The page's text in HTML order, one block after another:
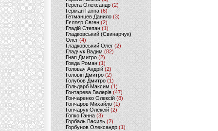
Герега Олександр (2)
Герман Ганна (6)
Гетманцев Данило (3)
Гєллєр Євген (2)
Гладій Степан(1)
Гладковський (Свинарчук)
Олег (4)
Гладковський Олег (2)
Гладчук Вадим (82)
Гнап Дмитро (2)
Говда Роман(1)
Головач Андрій (2)
Головін Дмитро (2)
Голубов Дмитро (1)
Гольдарб Максим(1)
Гонтарева Валерія (47)
Гончаренко Олексій(8)
Гончаров Михайло (1)
Гончарук Олексій (2)
Гопко Ганна (3)
Горбаль Василь (2)
Горбунов Олександр (1)